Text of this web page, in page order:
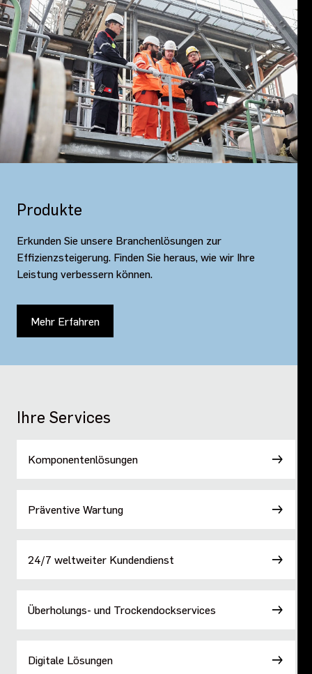
Produkte
Erkunden Sie unsere Branchenlösungen zur
Effizienzsteigerung. Finden Sie heraus, wie wir Ihre
Leistung verbessern können.
Mehr Erfahren
Ihre Services
Komponentenlösungen
Präventive Wartung
24/7 weltweiter Kundendienst
Überholungs- und Trockendockservices
Digitale Lösungen